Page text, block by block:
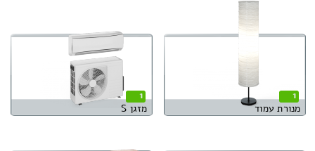
1
מנורת עמוד
1
מזגן S